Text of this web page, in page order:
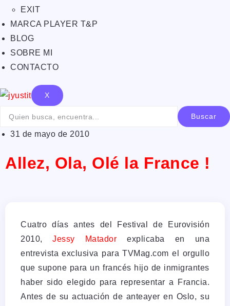
EXIT
MARCA PLAYER T&P
BLOG
SOBRE MI
CONTACTO
X
Buscar
31 de mayo de 2010
Allez, Ola, Olé la France !
Cuatro días antes del Festival de Eurovisión
2010,Jessy Matador explicaba en una
entrevista exclusiva para TVMag.com el orgullo
que supone para un francés hijo de inmigrantes
haber sido elegido para representar a Francia.
Antes de su actuación de anteayer en Oslo, su